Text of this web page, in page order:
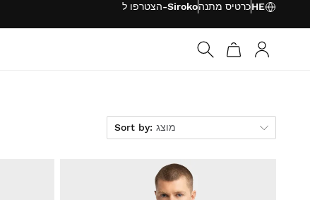
הצטרפו ל-Sirokoכרטיס מתנהHE
Sort by
Sort by: מוצג